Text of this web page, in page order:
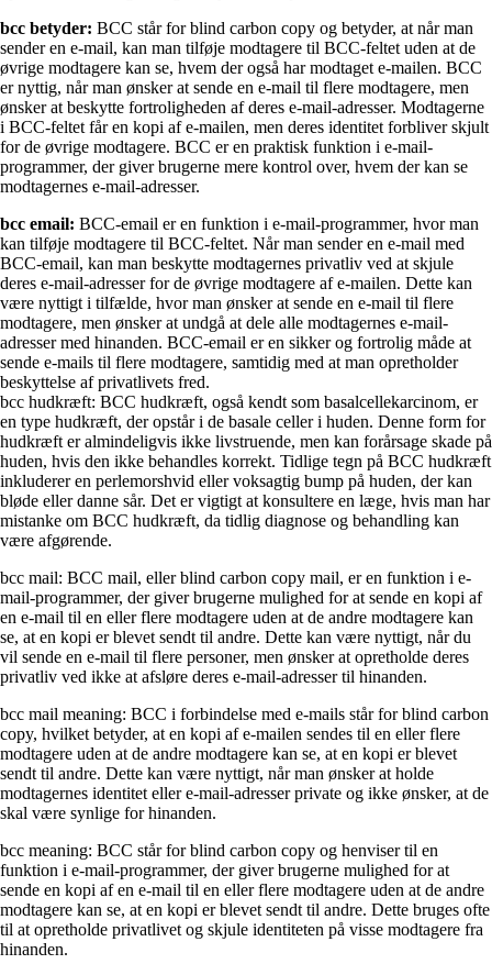
bcc betyder: BCC står for blind carbon copy og betyder, at når man
sender en e-mail, kan man tilføje modtagere til BCC-feltet uden at de
øvrige modtagere kan se, hvem der også har modtaget e-mailen. BCC
er nyttig, når man ønsker at sende en e-mail til flere modtagere, men
ønsker at beskytte fortroligheden af deres e-mail-adresser. Modtagerne
i BCC-feltet får en kopi af e-mailen, men deres identitet forbliver skjult
for de øvrige modtagere. BCC er en praktisk funktion i e-mail-
programmer, der giver brugerne mere kontrol over, hvem der kan se
modtagernes e-mail-adresser.
bcc email: BCC-email er en funktion i e-mail-programmer, hvor man
kan tilføje modtagere til BCC-feltet. Når man sender en e-mail med
BCC-email, kan man beskytte modtagernes privatliv ved at skjule
deres e-mail-adresser for de øvrige modtagere af e-mailen. Dette kan
være nyttigt i tilfælde, hvor man ønsker at sende en e-mail til flere
modtagere, men ønsker at undgå at dele alle modtagernes e-mail-
adresser med hinanden. BCC-email er en sikker og fortrolig måde at
sende e-mails til flere modtagere, samtidig med at man opretholder
beskyttelse af privatlivets fred.
bcc hudkræft: BCC hudkræft, også kendt som basalcellekarcinom, er
en type hudkræft, der opstår i de basale celler i huden. Denne form for
hudkræft er almindeligvis ikke livstruende, men kan forårsage skade på
huden, hvis den ikke behandles korrekt. Tidlige tegn på BCC hudkræft
inkluderer en perlemorshvid eller voksagtig bump på huden, der kan
bløde eller danne sår. Det er vigtigt at konsultere en læge, hvis man har
mistanke om BCC hudkræft, da tidlig diagnose og behandling kan
være afgørende.
bcc mail: BCC mail, eller blind carbon copy mail, er en funktion i e-
mail-programmer, der giver brugerne mulighed for at sende en kopi af
en e-mail til en eller flere modtagere uden at de andre modtagere kan
se, at en kopi er blevet sendt til andre. Dette kan være nyttigt, når du
vil sende en e-mail til flere personer, men ønsker at opretholde deres
privatliv ved ikke at afsløre deres e-mail-adresser til hinanden.
bcc mail meaning: BCC i forbindelse med e-mails står for blind carbon
copy, hvilket betyder, at en kopi af e-mailen sendes til en eller flere
modtagere uden at de andre modtagere kan se, at en kopi er blevet
sendt til andre. Dette kan være nyttigt, når man ønsker at holde
modtagernes identitet eller e-mail-adresser private og ikke ønsker, at de
skal være synlige for hinanden.
bcc meaning: BCC står for blind carbon copy og henviser til en
funktion i e-mail-programmer, der giver brugerne mulighed for at
sende en kopi af en e-mail til en eller flere modtagere uden at de andre
modtagere kan se, at en kopi er blevet sendt til andre. Dette bruges ofte
til at opretholde privatlivet og skjule identiteten på visse modtagere fra
hinanden.